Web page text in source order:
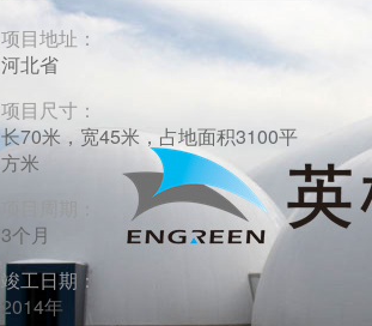
项目地址：
河北省
项目尺寸：
长70米，宽45米，占地面积3100平
方米
项目周期：
3个月
竣工日期：
2014年